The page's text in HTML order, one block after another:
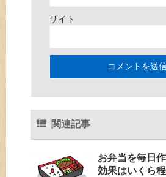
サイト
関連記事
お弁当を毎日
効果はいくら